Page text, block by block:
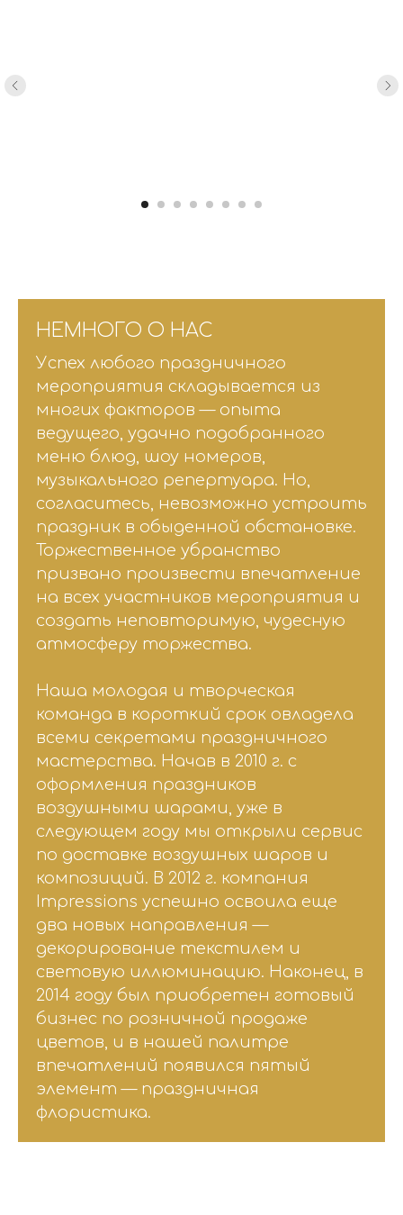
НЕМНОГО О НАС
Успех любого праздничного
мероприятия складывается из
многих факторов — опыта
ведущего, удачно подобранного
меню блюд, шоу номеров,
музыкального репертуара. Но,
согласитесь, невозможно устроить
праздник в обыденной обстановке.
Торжественное убранство
призвано произвести впечатление
на всех участников мероприятия и
создать неповторимую, чудесную
атмосферу торжества.
Наша молодая и творческая
команда в короткий срок овладела
всеми секретами праздничного
мастерства. Начав в 2010 г. с
оформления праздников
воздушными шарами, уже в
следующем году мы открыли сервис
по доставке воздушных шаров и
композиций. В 2012 г. компания
Impressions успешно освоила еще
два новых направления —
декорирование текстилем и
световую иллюминацию. Наконец, в
2014 году был приобретен готовый
бизнес по розничной продаже
цветов, и в нашей палитре
впечатлений появился пятый
элемент — праздничная
флористика.